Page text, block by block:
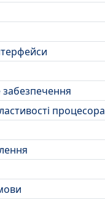
процесора